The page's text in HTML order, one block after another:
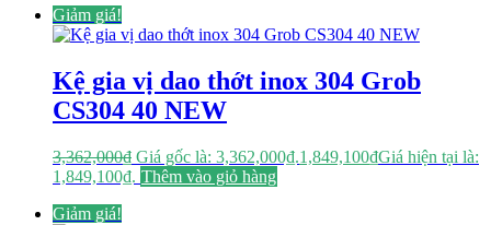
Giảm giá!
Kệ gia vị dao thớt inox 304 Grob
CS304 40 NEW
3,362,000₫ Giá gốc là: 3,362,000₫.1,849,100₫Giá hiện tại là:
1,849,100₫. Thêm vào giỏ hàng
Giảm giá!